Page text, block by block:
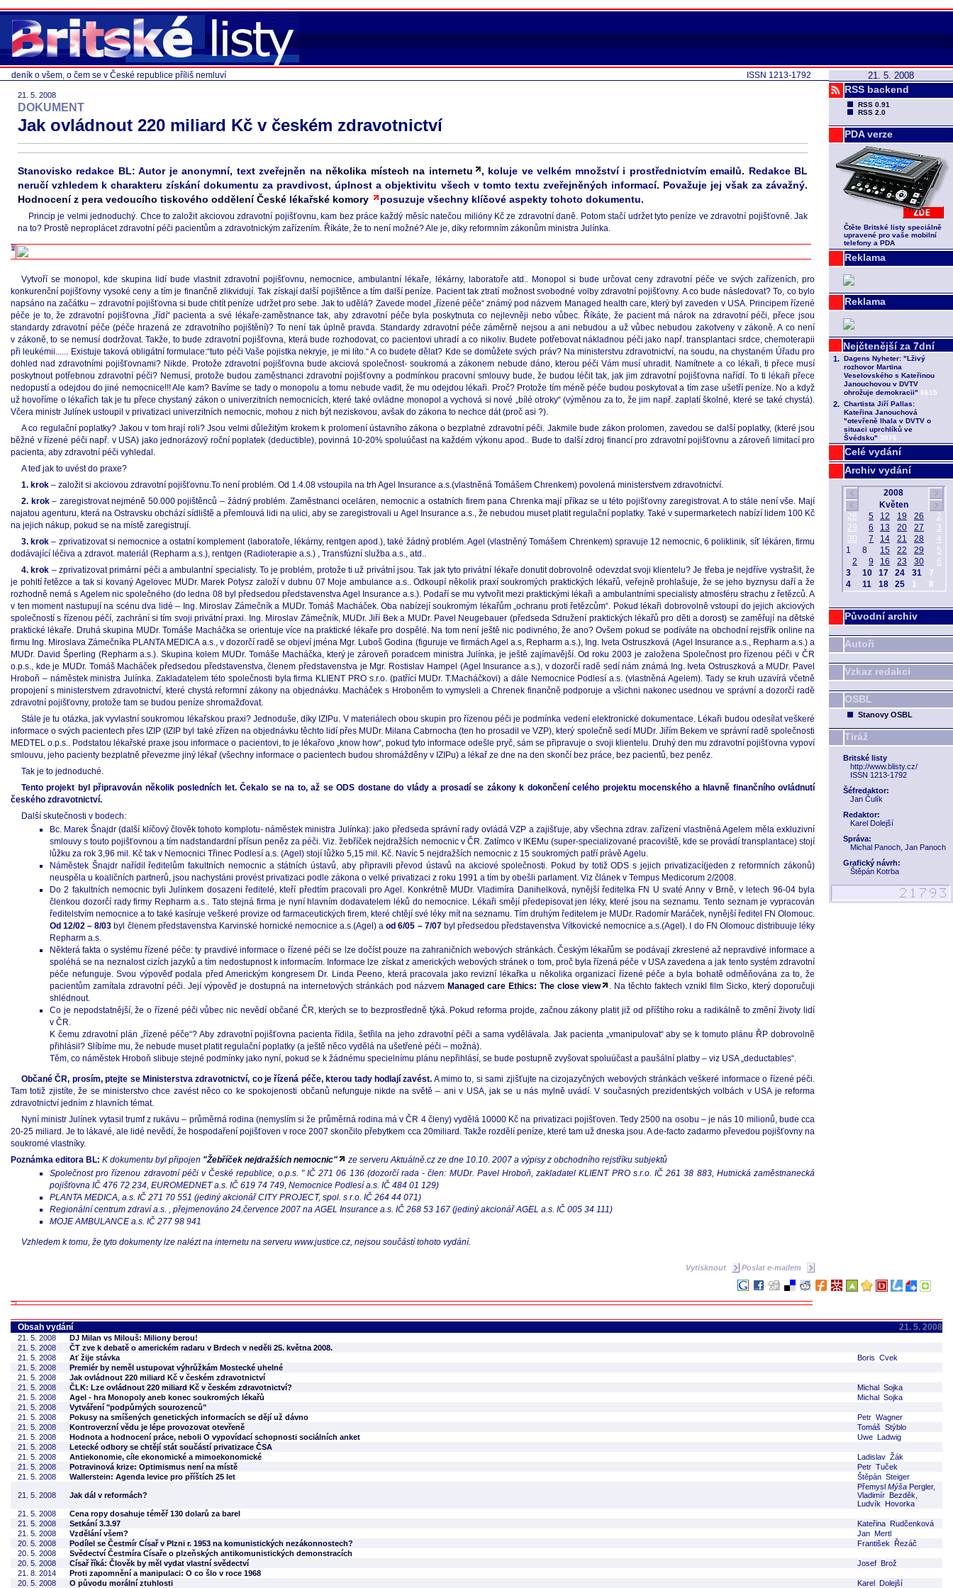
21. 5. 2008
RSS backend
RSS 0.91
RSS 2.0
PDA verze
Čtěte Britské listy speciálně
upravené pro vaše mobilní
telefony a PDA
Reklama
Reklama
Celé vydání
Archiv vydání
Původní archiv
Autoři
Vzkaz redakci
OSBL
Stanovy OSBL
Tiráž
Britské listy
http://www.blisty.cz/
ISSN 1213-1792
Šéfredaktor:
Jan Čulík
Redaktor:
Karel Dolejší
Správa:
Michal Panoch, Jan Panoch
Grafický návrh:
Štěpán Kotrba
ISSN 1213-1792
deník o všem, o čem se v České republice příliš nemluví
21. 5. 2008
DOKUMENT
Jak ovládnout 220 miliard Kč v českém zdravotnictví
Stanovisko redakce BL: Autor je anonymní, text zveřejněn na několika místech na internetu
, koluje ve velkém množství i prostřednictvím emailů. Redakce BL
neručí vzhledem k charakteru získání dokumentu za pravdivost, úplnost a objektivitu všech v tomto textu zveřejněných informací. Považuje jej však za závažný.
Hodnocení z pera vedoucího tiskového oddělení České lékařské komory
posuzuje všechny klíčové aspekty tohoto dokumentu.
Princip je velmi jednoduchý. Chce to založit akciovou zdravotní pojišťovnu, kam bez práce každý měsíc natečou milióny Kč ze zdravotní daně. Potom stačí udržet tyto peníze ve zdravotní pojišťovně. Jak
na to? Prostě neproplácet zdravotní péči pacientům a zdravotnickým zařízením. Říkáte, že to není možné? Ale je, díky reformním zákonům ministra Julínka.
Vytvoří se monopol, kde skupina lidí bude vlastnit zdravotní pojišťovnu, nemocnice, ambulantní lékaře, lékárny, laboratoře atd.. Monopol si bude určovat ceny zdravotní péče ve svých zařízeních, pro
konkurenční pojišťovny vysoké ceny a tím je finančně zlikvidují. Tak získají další pojištěnce a tím další peníze. Pacient tak ztratí možnost svobodné volby zdravotní pojišťovny. A co bude následovat? To, co bylo
napsáno na začátku – zdravotní pojišťovna si bude chtít peníze udržet pro sebe. Jak to udělá? Zavede model „řízené péče“ známý pod názvem Managed health care, který byl zaveden v USA. Principem řízené
péče je to, že zdravotní pojišťovna „řídí“ pacienta a své lékaře-zaměstnance tak, aby zdravotní péče byla poskytnuta co nejlevněji nebo vůbec. Říkáte, že pacient má nárok na zdravotní péči, přece jsou
standardy zdravotní péče (péče hrazená ze zdravotního pojištění)? To není tak úplně pravda. Standardy zdravotní péče záměrně nejsou a ani nebudou a už vůbec nebudou zakotveny v zákoně. A co není
v zákoně, to se nemusí dodržovat. Takže, to bude zdravotní pojišťovna, která bude rozhodovat, co pacientovi uhradí a co nikoliv. Budete potřebovat nákladnou péči jako např. transplantaci srdce, chemoterapii
při leukémii...... Existuje taková obligátní formulace:“tuto péči Vaše pojistka nekryje, je mi líto.“ A co budete dělat? Kde se domůžete svých práv? Na ministerstvu zdravotnictví, na soudu, na chystaném Úřadu pro
dohled nad zdravotními pojišťovnami? Nikde. Protože zdravotní pojišťovna bude akciová společnost- soukromá a zákonem nebude dáno, kterou péči Vám musí uhradit. Namítnete a co lékaři, ti přece musí
poskytnout potřebnou zdravotní péči? Nemusí, protože budou zaměstnanci zdravotní pojišťovny a podmínkou pracovní smlouvy bude, že budou léčit tak, jak jim zdravotní pojišťovna nařídí. To ti lékaři přece
nedopustí a odejdou do jiné nemocnice!!! Ale kam? Bavíme se tady o monopolu a tomu nebude vadit, že mu odejdou lékaři. Proč? Protože tím méně péče budou poskytovat a tím zase ušetří peníze. No a když
už hovoříme o lékařích tak je tu přece chystaný zákon o univerzitních nemocnicích, které také ovládne monopol a vychová si nové „bílé otroky“ (výměnou za to, že jim např. zaplatí školné, které se také chystá).
Včera ministr Julínek ustoupil v privatizaci univerzitních nemocnic, mohou z nich být neziskovou, avšak do zákona to nechce dát (proč asi ?).
A co regulační poplatky? Jakou v tom hrají roli? Jsou velmi důležitým krokem k prolomení ústavního zákona o bezplatné zdravotní péči. Jakmile bude zákon prolomen, zavedou se další poplatky, (které jsou
běžné v řízené péči např. v USA) jako jednorázový roční poplatek (deductible), povinná 10-20% spoluúčast na každém výkonu apod.. Bude to další zdroj financí pro zdravotní pojišťovnu a zároveň limitací pro
pacienta, aby zdravotní péči vyhledal.
A teď jak to uvést do praxe?
1. krok – založit si akciovou zdravotní pojišťovnu.To není problém. Od 1.4.08 vstoupila na trh Agel Insurance a.s.(vlastněná Tomášem Chrenkem) povolená ministerstvem zdravotnictví.
2. krok– zaregistrovat nejméně 50.000 pojištěnců – žádný problém. Zaměstnanci oceláren, nemocnic a ostatních firem pana Chrenka mají příkaz se u této pojišťovny zaregistrovat. A to stále není vše. Mají
najatou agenturu, která na Ostravsku obchází sídliště a přemlouvá lidi na ulici, aby se zaregistrovali u Agel Insurance a.s., že nebudou muset platit regulační poplatky. Také v supermarketech nabízí lidem 100 Kč
na jejich nákup, pokud se na místě zaregistrují.
3. krok – zprivatizovat si nemocnice a ostatní komplement (laboratoře, lékárny, rentgen apod.), také žádný problém. Agel (vlastněný Tomášem Chrenkem) spravuje 12 nemocnic, 6 poliklinik, síť lékáren, firmu
dodávající léčiva a zdravot. materiál (Repharm a.s.), rentgen (Radioterapie a.s.) , Transfúzní služba a.s., atd..
4. krok – zprivatizovat primární péči a ambulantní specialisty. To je problém, protože ti už privátní jsou. Tak jak tyto privátní lékaře donutit dobrovolně odevzdat svoji klientelu? Je třeba je nejdříve vystrašit, že
je pohltí řetězce a tak si kovaný Agelovec MUDr. Marek Potysz založí v dubnu 07 Moje ambulance a.s.. Odkoupí několik praxí soukromých praktických lékařů, veřejně prohlašuje, že se jeho byznysu daří a že
rozhodně nemá s Agelem nic společného (do ledna 08 byl předsedou představenstva Agel Insurance a.s.). Podaří se mu vytvořit mezi praktickými lékaři a ambulantními specialisty atmosféru strachu z řetězců. A
v ten moment nastupují na scénu dva lidé – Ing. Miroslav Zámečník a MUDr. Tomáš Macháček. Oba nabízejí soukromým lékařům „ochranu proti řetězcům“. Pokud lékaři dobrovolně vstoupí do jejich akciových
společností s řízenou péčí, zachrání si tím svoji privátní praxi. Ing. Miroslav Zámečník, MUDr. Jiří Bek a MUDr. Pavel Neugebauer (předseda Sdružení praktických lékařů pro děti a dorost) se zaměřují na dětské
praktické lékaře. Druhá skupina MUDr. Tomáše Macháčka se orientuje více na praktické lékaře pro dospělé. Na tom není ještě nic podivného, že ano? Ovšem pokud se podíváte na obchodní rejstřík online na
firmu Ing. Miroslava Zámečníka PLANTA MEDICA a.s., v dozorčí radě se objeví jména Mgr. Luboš Godina (figuruje ve firmách Agel a.s, Repharm a.s.), Ing. Iveta Ostruszková (Agel Insurance a.s., Repharm a.s.) a
MUDr. David Šperling (Repharm a.s.). Skupina kolem MUDr. Tomáše Macháčka, který je zároveň poradcem ministra Julínka, je ještě zajímavější. Od roku 2003 je založena Společnost pro řízenou péči v ČR
o.p.s., kde je MUDr. Tomáš Macháček předsedou představenstva, členem představenstva je Mgr. Rostislav Hampel (Agel Insurance a.s.), v dozorčí radě sedí nám známá Ing. Iveta Ostruszková a MUDr. Pavel
Hroboň – náměstek ministra Julínka. Zakladatelem této společnosti byla firma KLIENT PRO s.r.o. (patřící MUDr. T.Macháčkovi) a dále Nemocnice Podlesí a.s. (vlastněná Agelem). Tady se kruh uzavírá včetně
propojení s ministerstvem zdravotnictví, které chystá reformní zákony na objednávku. Macháček s Hroboněm to vymysleli a Chrenek finančně podporuje a všichni nakonec usednou ve správní a dozorčí radě
zdravotní pojišťovny, protože tam se budou peníze shromažďovat.
Stále je tu otázka, jak vyvlastní soukromou lékařskou praxi? Jednoduše, díky IZIPu. V materiálech obou skupin pro řízenou péči je podmínka vedení elektronické dokumentace. Lékaři budou odesílat veškeré
informace o svých pacientech přes IZIP (IZIP byl také zřízen na objednávku těchto lidí přes MUDr. Milana Cabrnocha (ten ho prosadil ve VZP), který společně sedí MUDr. Jiřím Bekem ve správní radě společnosti
MEDTEL o.p.s.. Podstatou lékařské praxe jsou informace o pacientovi, to je lékařovo „know how“, pokud tyto informace odešle pryč, sám se připravuje o svoji klientelu. Druhý den mu zdravotní pojišťovna vypoví
smlouvu, jeho pacienty bezplatně převezme jiný lékař (všechny informace o pacientech budou shromážděny v IZIPu) a lékař ze dne na den skončí bez práce, bez pacientů, bez peněz.
Tak je to jednoduché.
Tento projekt byl připravován několik posledních let. Čekalo se na to, až se ODS dostane do vlády a prosadí se zákony k dokončení celého projektu mocenského a hlavně finančního ovládnutí
českého zdravotnictví.
Další skutečnosti v bodech:
Bc. Marek Šnajdr (další klíčový člověk tohoto komplotu- náměstek ministra Julínka): jako předseda správní rady ovládá VZP a zajišťuje, aby všechna zdrav. zařízení vlastněná Agelem měla exkluzivní
smlouvy s touto pojišťovnou a tím nadstandardní přísun peněz za péči. Viz. žebříček nejdražších nemocnic v ČR. Zatímco v IKEMu (super-specializované pracoviště, kde se provádí transplantace) stojí
lůžku za rok 3,96 mil. Kč tak v Nemocnici Třinec Podlesí a.s. (Agel) stojí lůžko 5,15 mil. Kč. Navíc 5 nejdražších nemocnic z 15 soukromých patří právě Agelu.
Náměstek Šnajdr nařídil ředitelům fakultních nemocnic a státních ústavů, aby připravili převod ústavů na akciové společnosti. Pokud by totiž ODS s jejich privatizací(jeden z reformních zákonů)
neuspěla u koaličních partnerů, jsou nachystáni provést privatizaci podle zákona o velké privatizaci z roku 1991 a tím by obešli parlament. Viz článek v Tempus Medicorum 2/2008.
Do 2 fakultních nemocnic byli Julínkem dosazeni ředitelé, kteří předtím pracovali pro Agel. Konkrétně MUDr. Vladimíra Danihelková, nynější ředitelka FN U svaté Anny v Brně, v letech 96-04 byla
členkou dozorčí rady firmy Repharm a.s.. Tato stejná firma je nyní hlavním dodavatelem léků do nemocnice. Lékaři smějí předepisovat jen léky, které jsou na seznamu. Tento seznam je vypracován
ředitelstvím nemocnice a to také kasíruje veškeré provize od farmaceutických firem, které chtějí své léky mít na seznamu. Tím druhým ředitelem je MUDr. Radomír Maráček, nynější ředitel FN Olomouc.
Od 12/02 – 8/03 byl členem představenstva Karvinské hornické nemocnice a.s.(Agel) aod 6/05 – 7/07byl předsedou představenstva Vítkovické nemocnice a.s.(Agel). I do FN Olomouc distribuuje léky
Repharm a.s.
Některá fakta o systému řízené péče: ty pravdivé informace o řízené péči se lze dočíst pouze na zahraničních webových stránkách. Českým lékařům se podávají zkreslené až nepravdivé informace a
spoléhá se na neznalost cizích jazyků a tím nedostupnost k informacím. Informace lze získat z amerických webových stránek o tom, proč byla řízená péče v USA zavedena a jak tento systém zdravotní
péče nefunguje. Svou výpověď podala před Americkým kongresem Dr. Linda Peeno, která pracovala jako revizní lékařka u několika organizací řízené péče a byla bohatě odměňována za to, že
pacientům zamítala zdravotní péči. Její výpověď je dostupná na internetových stránkách pod názvem Managed care Ethics: The close view
. Na těchto faktech vznikl film Sicko, který doporučuji
shlédnout.
Co je nepodstatnější, že o řízené péči vůbec nic nevědí občané ČR, kterých se to bezprostředně týká. Pokud reforma projde, začnou zákony platit již od příštího roku a radikálně to změní životy lidí
v ČR.
K čemu zdravotní plán „řízené péče“? Aby zdravotní pojišťovna pacienta řídila, šetřila na jeho zdravotní péči a sama vydělávala. Jak pacienta „vmanipulovat“ aby se k tomuto plánu ŘP dobrovolně
přihlásil? Slíbíme mu, že nebude muset platit regulační poplatky (a ještě něco vydělá na ušetřené péči – možná).
Těm, co náměstek Hroboň slibuje stejné podmínky jako nyní, pokud se k žádnému specielnímu plánu nepřihlásí, se bude postupně zvyšovat spoluúčast a paušální platby – viz USA „deductables“.
Občané ČR, prosím, ptejte se Ministerstva zdravotnictví, co je řízená péče, kterou tady hodlají zavést. A mimo to, si sami zjišťujte na cizojazyčných webových stránkách veškeré informace o řízené péči.
Tam totiž zjistíte, že se ministerstvo chce zavést něco co ke spokojenosti občanů nefunguje nikde na světě – ani v USA, jak se u nás mylně uvádí. V současných prezidentských volbách v USA je reforma
zdravotnictví jedním z hlavních témat.
Nyní ministr Julínek vytasil trumf z rukávu – průměrná rodina (nemyslím si že průměrná rodina má v ČR 4 členy) vydělá 10000 Kč na privatizaci pojišťoven. Tedy 2500 na osobu – je nás 10 milionů, bude cca
20-25 miliard. Je to lákavé, ale lidé nevědí, že hospodaření pojišťoven v roce 2007 skončilo přebytkem cca 20miliard. Takže rozdělí peníze, které tam už dneska jsou. A de-facto zadarmo převedou pojišťovny na
soukromé vlastníky.
Poznámka editora BL: K dokumentu byl připojen "Žebříček nejdražších nemocnic"
ze serveru Aktuálně.cz ze dne 10.10. 2007 a výpisy z obchodního rejstříku subjektů
Společnost pro řízenou zdravotní péči v České republice, o.p.s. " IČ 271 06 136 (dozorčí rada - člen: MUDr. Pavel Hroboň, zakladatel KLIENT PRO s.r.o. IČ 261 38 883, Hutnická zaměstnanecká
pojišťovna IČ 476 72 234, EUROMEDNET a.s. IČ 619 74 749, Nemocnice Podlesí a.s. IČ 484 01 129)
PLANTA MEDICA, a.s. IČ 271 70 551 (jediný akcionář CITY PROJECT, spol. s r.o. IČ 264 44 071)
Regionální centrum zdraví a.s. , přejmenováno 24.července 2007 na AGEL Insurance a.s. IČ 268 53 167 (jediný akcionář AGEL a.s. IČ 005 34 111)
MOJE AMBULANCE a.s. IČ 277 98 941
Vzhledem k tomu, že tyto dokumenty lze nalézt na internetu na serveru www.justice.cz, nejsou součástí tohoto vydání.
Vytisknout Poslat e-mailem
Obsah vydání 21. 5. 2008
21. 5. 2008
DJ Milan vs Milouš: Miliony berou!
21. 5. 2008
ČT zve k debatě o americkém radaru v Brdech v neděli 25. května 2008.
21. 5. 2008
Ať žije stávka
Boris Cvek
21. 5. 2008
Premiér by neměl ustupovat výhrůžkám Mostecké uhelné
21. 5. 2008
Jak ovládnout 220 miliard Kč v českém zdravotnictví
21. 5. 2008
ČLK: Lze ovládnout 220 miliard Kč v českém zdravotnictví?
Michal Sojka
21. 5. 2008
Agel - hra Monopoly aneb konec soukromých lékařů
Michal Sojka
21. 5. 2008
Vytváření "podpůrných sourozenců"
21. 5. 2008
Pokusy na smíšených genetických informacích se dějí už dávno
Petr Wagner
21. 5. 2008
Kontroverzní vědu je lépe provozovat otevřeně
Tomáš Stýblo
21. 5. 2008
Hodnota a hodnocení práce, neboli O vypovídací schopnosti sociálních anket
Uwe Ladwig
21. 5. 2008
Letecké odbory se chtějí stát součástí privatizace ČSA
21. 5. 2008
Antiekonomie, cíle ekonomické a mimoekonomické
Ladislav Žák
21. 5. 2008
Potravinová krize: Optimismus není na místě
Petr Tuček
21. 5. 2008
Wallerstein: Agenda levice pro příštích 25 let Štěpán Steiger
21. 5. 2008 Jak dál v reformách?
Přemysl Mýša Pergler,
Vladimír Bezděk,
Ludvík Hovorka
21. 5. 2008
Cena ropy dosahuje téměř 130 dolarů za barel
21. 5. 2008
Setkání 3.3.97
Kateřina Rudčenková
21. 5. 2008
Vzdělání všem?
Jan Mertl
20. 5. 2008
Podílel se Čestmír Císař v Plzni r. 1953 na komunistických nezákonnostech?
František Řezáč
20. 5. 2008
Svědectví Čestmíra Císaře o plzeňských antikomunistických demonstracích
20. 5. 2008
Císař říká: Člověk by měl vydat vlastní svědectví
Josef Brož
21. 8. 2014
Proti zapomnění a manipulaci: O co šlo v roce 1968
20. 5. 2008
O původu morální ztuhlosti Karel Dolejší